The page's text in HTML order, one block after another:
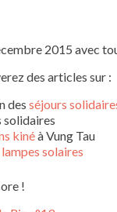
2015 avec
des articles sur :
des séjours
solidaires
kinéà Vung Tau
lampes solaires
!